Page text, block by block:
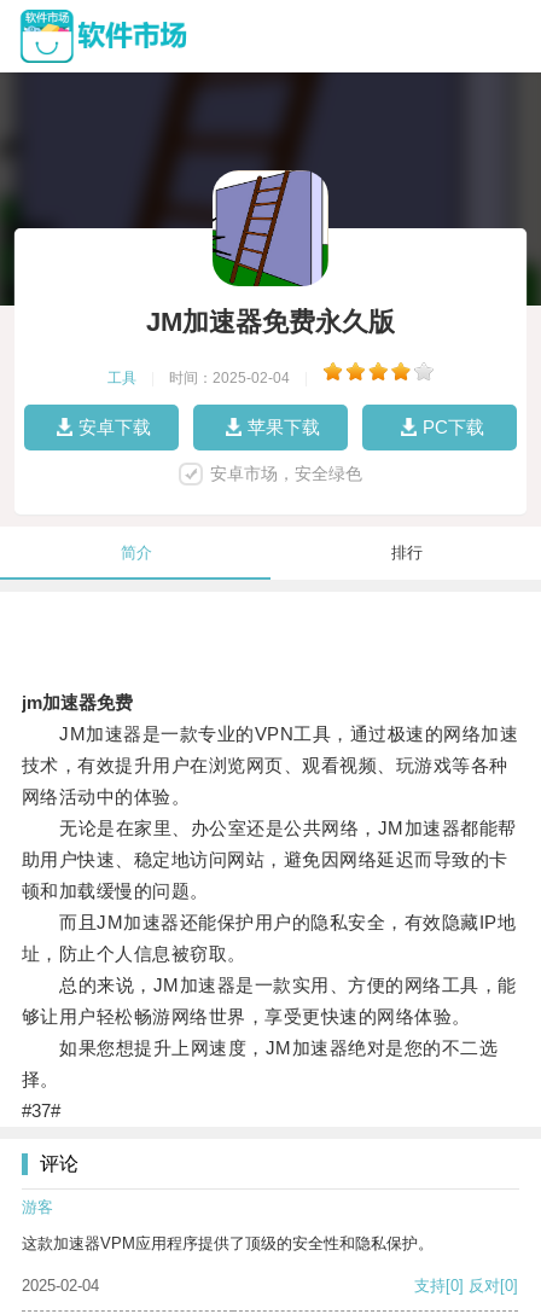
JM加速器免费永久版
工具 时间：2025-02-04
安卓下载 苹果下载 PC下载
安卓市场，安全绿色
简介 排行
jm加速器免费
JM加速器是一款专业的VPN工具，通过极速的网络加速
技术，有效提升用户在浏览网页、观看视频、玩游戏等各种
网络活动中的体验。
无论是在家里、办公室还是公共网络，JM加速器都能帮
助用户快速、稳定地访问网站，避免因网络延迟而导致的卡
顿和加载缓慢的问题。
而且JM加速器还能保护用户的隐私安全，有效隐藏IP地
址，防止个人信息被窃取。
总的来说，JM加速器是一款实用、方便的网络工具，能
够让用户轻松畅游网络世界，享受更快速的网络体验。
如果您想提升上网速度，JM加速器绝对是您的不二选
择。
#37#
评论
游客
这款加速器VPM应用程序提供了顶级的安全性和隐私保护。
2025-02-04 支持[0] 反对[0]